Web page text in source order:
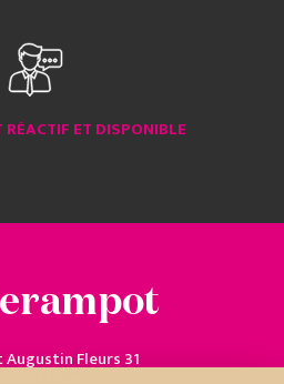
RÉACTIF ET DISPONIBLE
Augustin Fleurs 31